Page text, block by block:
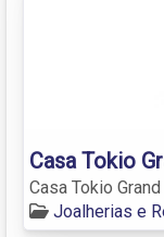
Casa Tokio
Casa Tokio
Joalherias e